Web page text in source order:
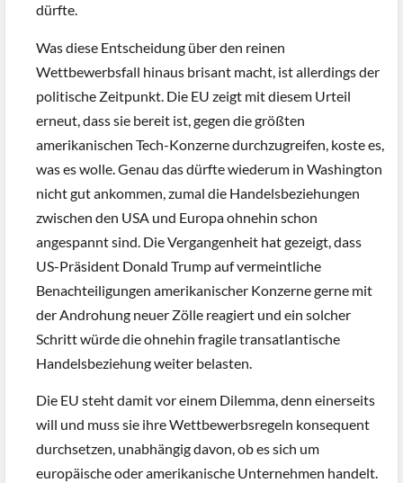
dürfte.
Was diese Entscheidung über den reinen
Wettbewerbsfall hinaus brisant macht, ist allerdings der
politische Zeitpunkt. Die EU zeigt mit diesem Urteil
erneut, dass sie bereit ist, gegen die größten
amerikanischen Tech-Konzerne durchzugreifen, koste es,
was es wolle. Genau das dürfte wiederum in Washington
nicht gut ankommen, zumal die Handelsbeziehungen
zwischen den USA und Europa ohnehin schon
angespannt sind. Die Vergangenheit hat gezeigt, dass
US-Präsident Donald Trump auf vermeintliche
Benachteiligungen amerikanischer Konzerne gerne mit
der Androhung neuer Zölle reagiert und ein solcher
Schritt würde die ohnehin fragile transatlantische
Handelsbeziehung weiter belasten.
Die EU steht damit vor einem Dilemma, denn einerseits
will und muss sie ihre Wettbewerbsregeln konsequent
durchsetzen, unabhängig davon, ob es sich um
europäische oder amerikanische Unternehmen handelt.